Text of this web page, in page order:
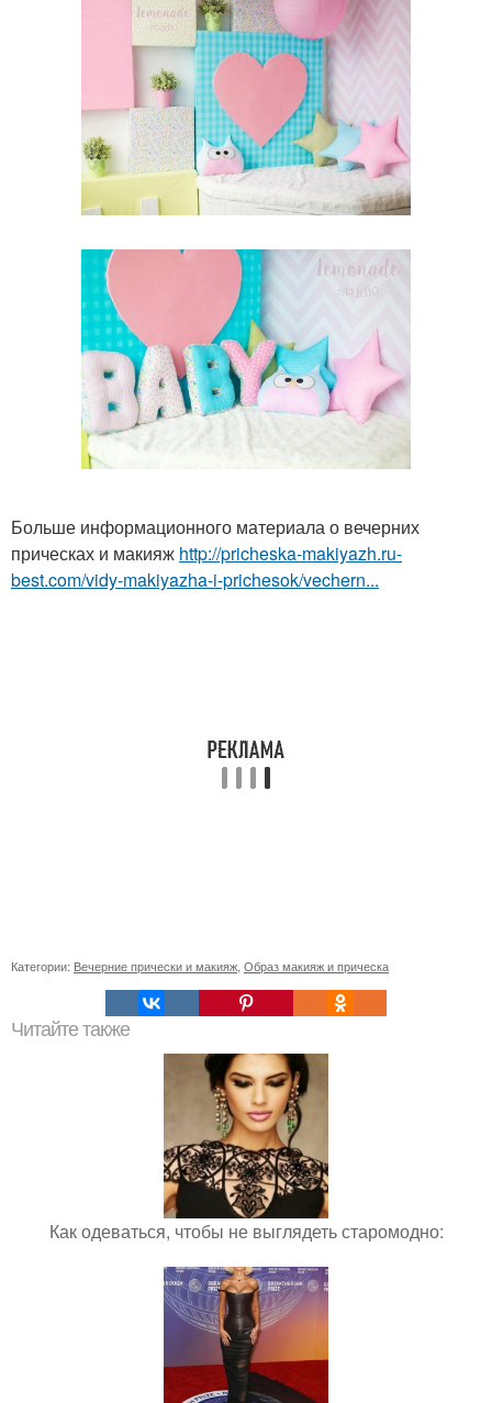
Больше информационного материала о вечерних
прическах и макияж http://pricheska-makiyazh.ru-
best.com/vidy-makiyazha-i-prichesok/vechern...
Категории: Вечерние прически и макияж Образ макияж и прическа
Читайте также
Как одеваться, чтобы не выглядеть старомодно: